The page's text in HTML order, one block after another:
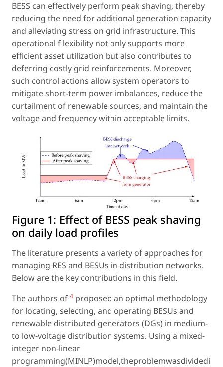
BESS can effectively perform peak shaving, thereby
reducing the need for additional generation capacity
and alleviating stress on grid infrastructure. This
operational f lexibility not only supports more
efficient asset utilization but also contributes to
deferring costly grid reinforcements. Moreover,
such control actions allow system operators to
mitigate short-term power imbalances, reduce the
curtailment of renewable sources, and maintain the
voltage and frequency within acceptable limits.
Figure 1: Effect of BESS peak shaving
on daily load profiles
The literature presents a variety of approaches for
managing RES and BESUs in distribution networks.
Below are the key contributions in this field.
The authors of 4 proposed an optimal methodology
for locating, selecting, and operating BESUs and
renewable distributed generators (DGs) in medium-
to low-voltage distribution systems. Using a mixed-
integer non-linear
programming(MINLP)model,theproblemwasdividedi